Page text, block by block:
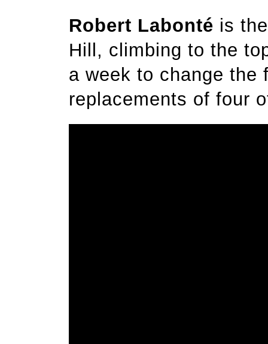
Robert Labonté is
Hill, climbing to the
a week to change the
replacements of four